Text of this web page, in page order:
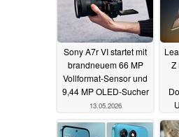
Sony A7r VI startet mit
brandneuem 66 MP
Vollformat-Sensor und
9,44 MP OLED-Sucher
13.05.2026
Z